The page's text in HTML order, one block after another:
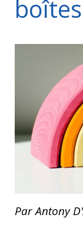
Par Antony